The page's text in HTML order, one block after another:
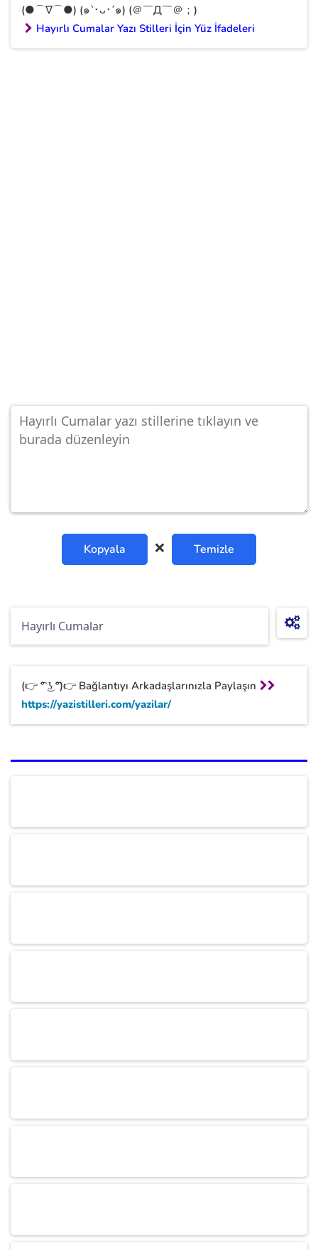
(●⌒∇⌒●) (๑`･ᴗ･´๑) (＠￣Д￣＠；)
Hayırlı Cumalar Yazı Stilleri İçin Yüz İfadeleri
Kopyala ❌ Temizle
(👉 ͡° ͜ʖ ͡°)👉 Bağlantıyı Arkadaşlarınızla Paylaşın
https://yazistilleri.com/yazilar/